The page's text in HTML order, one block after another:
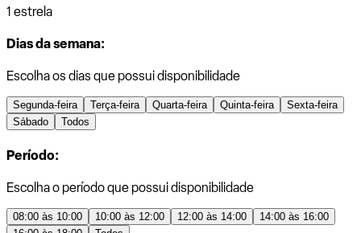
1 estrela
Dias da semana:
Escolha os dias que possui disponibilidade
Segunda-feira Terça-feira Quarta-feira Quinta-feira
Sexta-feira
Sábado
Todos
Período:
Escolha o período que possui disponibilidade
08:00 às 10:00 10:00 às 12:00 12:00 às 14:00
14:00 às 16:00